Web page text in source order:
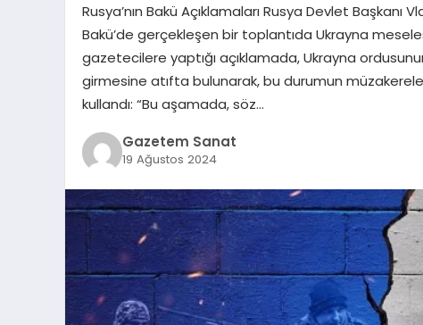
Rusya’nın Bakü Açıklamaları Rusya Devlet Başkanı
Bakü’de gerçekleşen bir toplantıda Ukrayna
gazetecilere yaptığı açıklamada, Ukrayna
girmesine atıfta bulunarak, bu durumun
kullandı: “Bu aşamada, söz…
Gazetem Sanat
19 Ağustos 2024